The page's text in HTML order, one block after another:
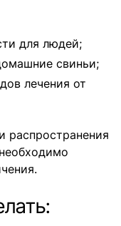
для людей;
свиньи;
лечения от
распространения